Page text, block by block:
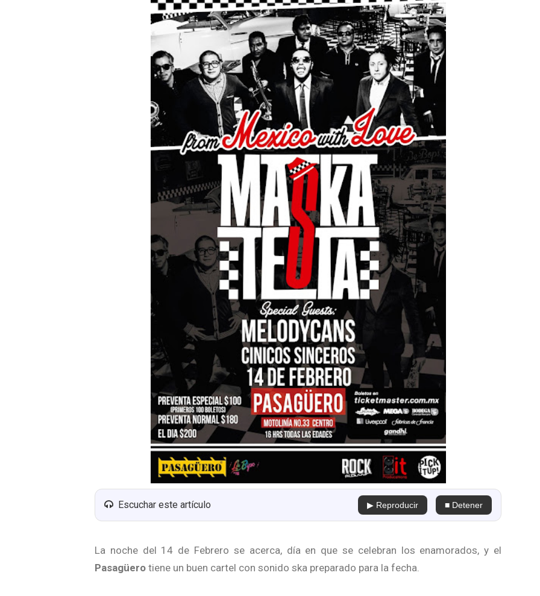
Escuchar este artículo ▶ Reproducir ■ Detener
La noche del 14 de Febrero se acerca, día en que se celebran los enamorados, y el
Pasagüero tiene un buen cartel con sonido ska preparado para la fecha.